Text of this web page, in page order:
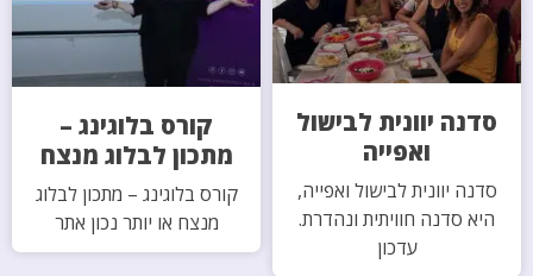
סדנה יוונית לבישול
ואפייה
סדנה יוונית לבישול ואפייה,
היא סדנה חוויתית ונהדרת.
עדכון
קורס בלוגינג –
מתכון לבלוג מנצח
קורס בלוגינג – מתכון לבלוג
מנצח או יותר נכון אתר